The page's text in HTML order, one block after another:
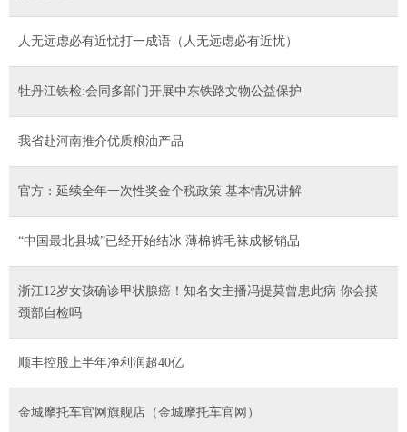
人无远虑必有近忧打一成语（人无远虑必有近忧）
牡丹江铁检:会同多部门开展中东铁路文物公益保护
我省赴河南推介优质粮油产品
官方：延续全年一次性奖金个税政策 基本情况讲解
“中国最北县城”已经开始结冰 薄棉裤毛袜成畅销品
浙江12岁女孩确诊甲状腺癌！知名女主播冯提莫曾患此病 你会摸
颈部自检吗
顺丰控股上半年净利润超40亿
金城摩托车官网旗舰店（金城摩托车官网）